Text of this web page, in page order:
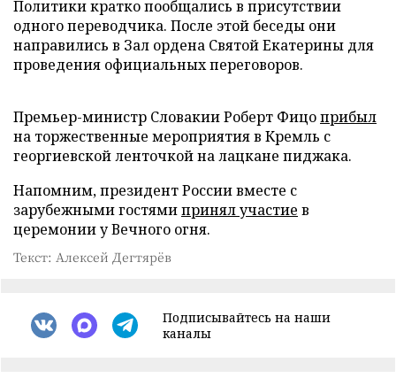
Политики кратко пообщались в присутствии
одного переводчика. После этой беседы они
направились в Зал ордена Святой Екатерины для
проведения официальных переговоров.
Премьер-министр Словакии Роберт Фицоприбыл
на торжественные мероприятия в Кремль с
георгиевской ленточкой на лацкане пиджака.
Напомним, президент России вместе с
зарубежными гостямипринял участие в
церемонии у Вечного огня.
Текст: Алексей Дегтярёв
Подписывайтесь на наши
каналы